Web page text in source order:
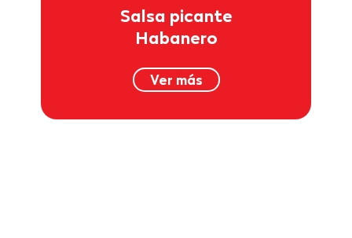
Salsa picante
Habanero
Ver más